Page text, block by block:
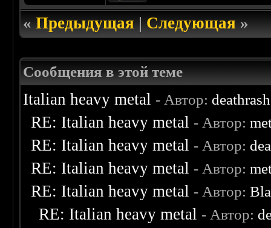
«Предыдущая|Следующая»
Сообщения в этой теме
Italian heavy metal - Автор:
RE: Italian heavy metal - Автор:
RE: Italian heavy metal - Автор:
RE: Italian heavy metal - Автор:
RE: Italian heavy metal - Автор:
RE: Italian heavy metal - Автор: